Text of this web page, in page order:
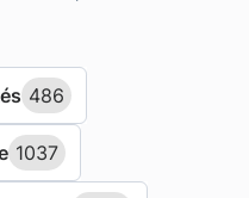
486
486
1037
1037